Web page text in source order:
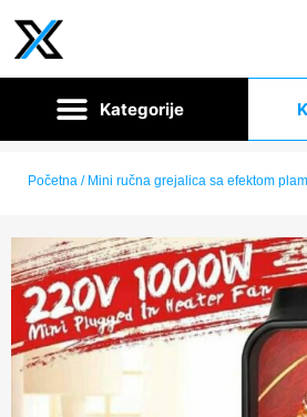
Početna / Mini ručna grejalica sa efektom